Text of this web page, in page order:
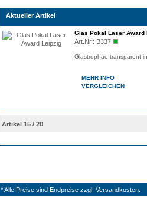
Aktueller Artikel
Glas Pokal Laser Award
Art.Nr.: B337
Glastrophäe transparent
MEHR INFO
VERGLEICHEN
Artikel 15 / 20
* Alle Preise sind Endpreise zzgl. Versandkosten.